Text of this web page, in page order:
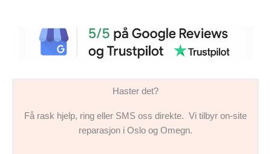
Haster det?
Få rask hjelp, ring eller SMS oss direkte. Vi tilbyr on-site
reparasjon i Oslo og Omegn.